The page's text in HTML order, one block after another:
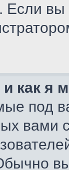
Если
как я
под